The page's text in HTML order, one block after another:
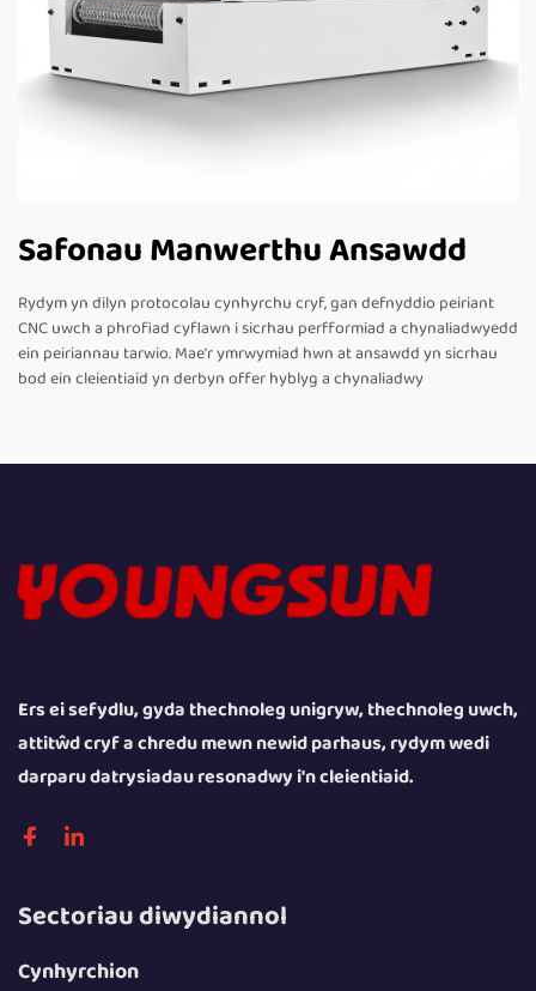
Safonau Manwerthu Ansawdd
Rydym yn dilyn protocolau cynhyrchu cryf, gan defnyddio peiriant
CNC uwch a phrofiad cyflawn i sicrhau perfformiad a chynaliadwyedd
ein peiriannau tarwio. Mae'r ymrwymiad hwn at ansawdd yn sicrhau
bod ein cleientiaid yn derbyn offer hyblyg a chynaliadwy
Ers ei sefydlu, gyda thechnoleg unigryw, thechnoleg uwch,
attitŵd cryf a chredu mewn newid parhaus, rydym wedi
darparu datrysiadau resonadwy i'n cleientiaid.
Sectoriau diwydiannol
Cynhyrchion